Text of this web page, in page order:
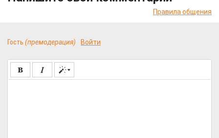
Правила общения
Гость (премодерация) Войти